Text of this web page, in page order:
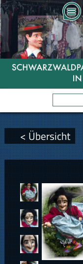
< Übersicht